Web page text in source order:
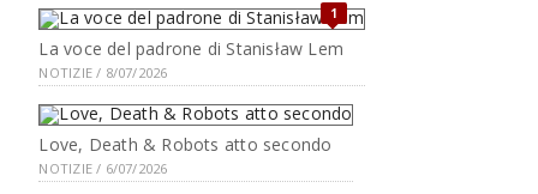
1
La voce del padrone di Stanisław Lem
NOTIZIE / 8/07/2026
Love, Death & Robots atto secondo
NOTIZIE / 6/07/2026